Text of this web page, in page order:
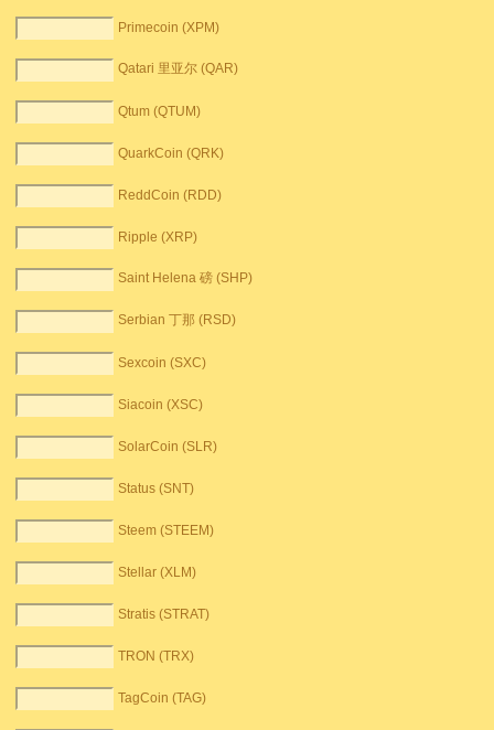
Primecoin (XPM)
Qatari 里亚尔 (QAR)
Qtum (QTUM)
QuarkCoin (QRK)
ReddCoin (RDD)
Ripple (XRP)
Saint Helena 磅 (SHP)
Serbian 丁那 (RSD)
Sexcoin (SXC)
Siacoin (XSC)
SolarCoin (SLR)
Status (SNT)
Steem (STEEM)
Stellar (XLM)
Stratis (STRAT)
TRON (TRX)
TagCoin (TAG)